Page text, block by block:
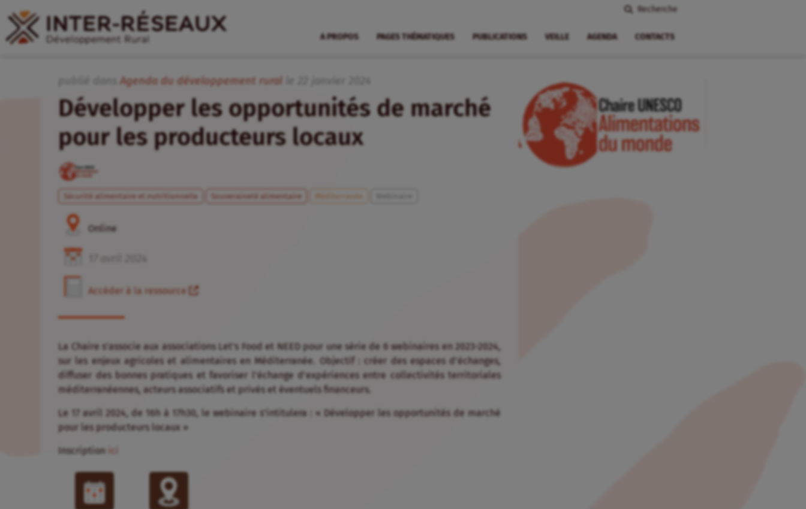
Recherche
A PROPOS PAGES THÉMATIQUES PUBLICATIONS VEILLE AGENDA CONTACTS
publié dansAgenda du développement rural
Développer les opportunités de marché
pour les producteurs locaux
Sécurité alimentaire et nutritionnelle Souveraineté alimentaire Méditerranée
Online
Accéder à la ressource
La Chaire s’associe aux associations Let’s Food et NEED pour une série de 6 webinaires en 2023-2024,
sur les enjeux agricoles et alimentaires en Méditerranée. Objectif : créer des espaces d’échanges,
diffuser des bonnes pratiques et favoriser l’échange d’expériences entre collectivités territoriales
méditerranéennes, acteurs associatifs et privés et éventuels financeurs.
Le 17 avril 2024, de 16h à 17h30, le webinaire s’intitulera : « Développer les opportunités de marché
pour les producteurs locaux »
Inscription ici